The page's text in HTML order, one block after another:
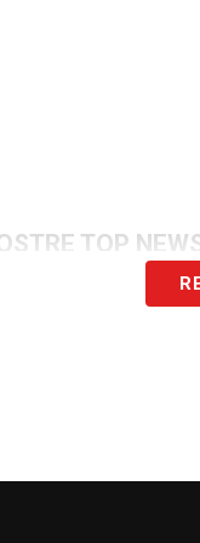
TOP